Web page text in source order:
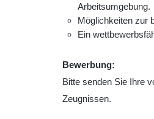
Arbeitsumgebung.
Möglichkeiten zur
Ein
Bewerbung:
Bitte senden Sie Ihre
Zeugnissen.